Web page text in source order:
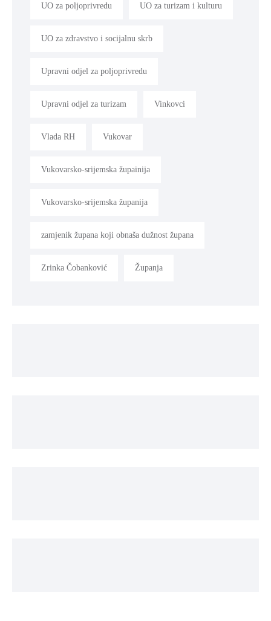
UO za poljoprivredu UO za turizam i kulturu
UO za zdravstvo i socijalnu skrb
Upravni odjel za poljoprivredu
Upravni odjel za turizam Vinkovci
Vlada RH Vukovar
Vukovarsko-srijemska župainija
Vukovarsko-srijemska županija
zamjenik župana koji obnaša dužnost župana
Zrinka Čobanković Županja